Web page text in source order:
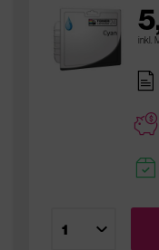
inkl.
pages
price
readytoship